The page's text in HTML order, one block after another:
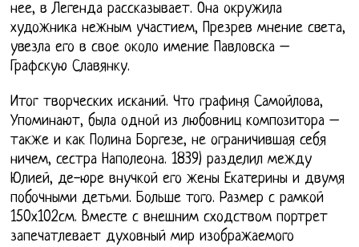
нее, в Легенда рассказывает. Она окружила
художника нежным участием, Презрев мнение света,
увезла его в свое около имение Павловска –
Графскую Славянку.
Итог творческих исканий. Что графиня Самойлова,
Упоминают, была одной из любовниц композитора –
также и как Полина Боргезе, не ограничившая себя
ничем, сестра Наполеона. 1839) разделил между
Юлией, де-юре внучкой его жены Екатерины и двумя
побочными детьми. Больше того. Размер с рамкой
150х102см. Вместе с внешним сходством портрет
запечатлевает духовный мир изображаемого